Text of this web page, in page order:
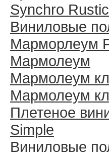
Synchro Rustic
Виниловые
Марморлеум
Мармолеум
Мармолеум
Мармолеум
Плетеное
Simple
Виниловые